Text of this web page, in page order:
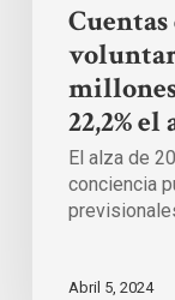
22,2% el
El alza de
conciencia
Abril 5, 2024